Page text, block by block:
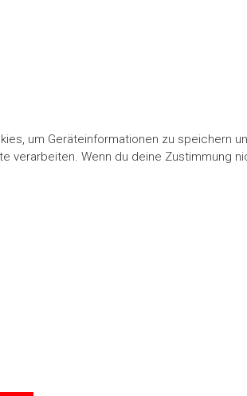
um Geräteinformationen zu speichern
verarbeiten. Wenn du deine Zustimmung